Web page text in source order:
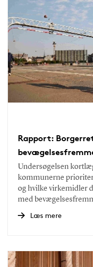
Rapport:
Undersøgelsen
kommunerne
og hvilke virkemidler
med
Læs mere